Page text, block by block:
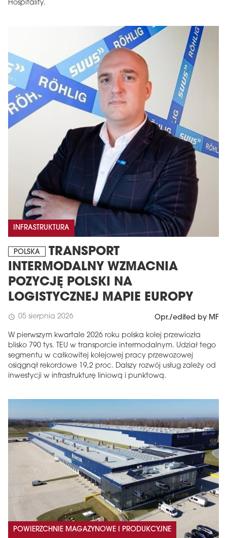
Hospitality.
INFRASTRUKTURA
POLSKA
TRANSPORT
INTERMODALNY WZMACNIA
POZYCJĘ POLSKI NA
LOGISTYCZNEJ MAPIE EUROPY
schedule 05 sierpnia 2026 Opr./edited by MF
W pierwszym kwartale 2026 roku polska kolej przewiozła
blisko 790 tys. TEU w transporcie intermodalnym. Udział tego
segmentu w całkowitej kolejowej pracy przewozowej
osiągnął rekordowe 19,2 proc. Dalszy rozwój usług zależy od
inwestycji w infrastrukturę liniową i punktową.
POWIERZCHNIE MAGAZYNOWE I PRODUKCYJNE